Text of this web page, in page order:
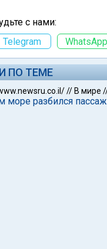
с нами:
Telegram
WhatsApp
ПО ТЕМЕ
// В мире
море разбился